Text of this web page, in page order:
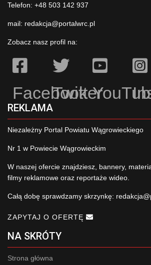
Telefon: +48 503 142 937
mail: redakcja@portalwrc.pl
Zobacz nasz profil na:
Facebook
Twitter
REKLAMA
Niezależny Portal Powiatu Wągrowieckiego
Nr 1 w Powiecie Wągrowieckim
W naszej ofercie znajdziesz, bannery,
filmy reklamowe oraz reportaże wideo.
Całą dobę sprawdzamy skrzynkę:
ZAPYTAJ O OFERTĘ
NA SKRÓTY
Strona główna